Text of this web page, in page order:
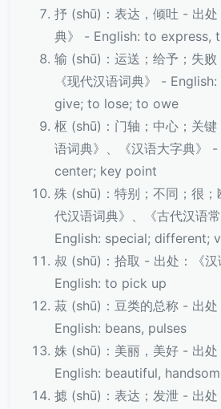
抒 (shū)：表达，倾吐 - 出处
典》 - English: to express,
输 (shū)：运送；给予；失败
《现代汉语词典》 -
give; to lose; to owe
枢 (shū)：门轴；中心；关
语词典》、《汉语大字典》
center; key point
殊 (shū)：特别；不同；很
代汉语词典》、《古代汉语
English: special; different;
叔 (shū)：拾取 - 出处：《
English: to pick up
菽 (shū)：豆类的总称 - 出
English: beans, pulses
姝 (shū)：美丽，美好 - 出
English: beautiful,
摅 (shū)：表达；发泄 - 出